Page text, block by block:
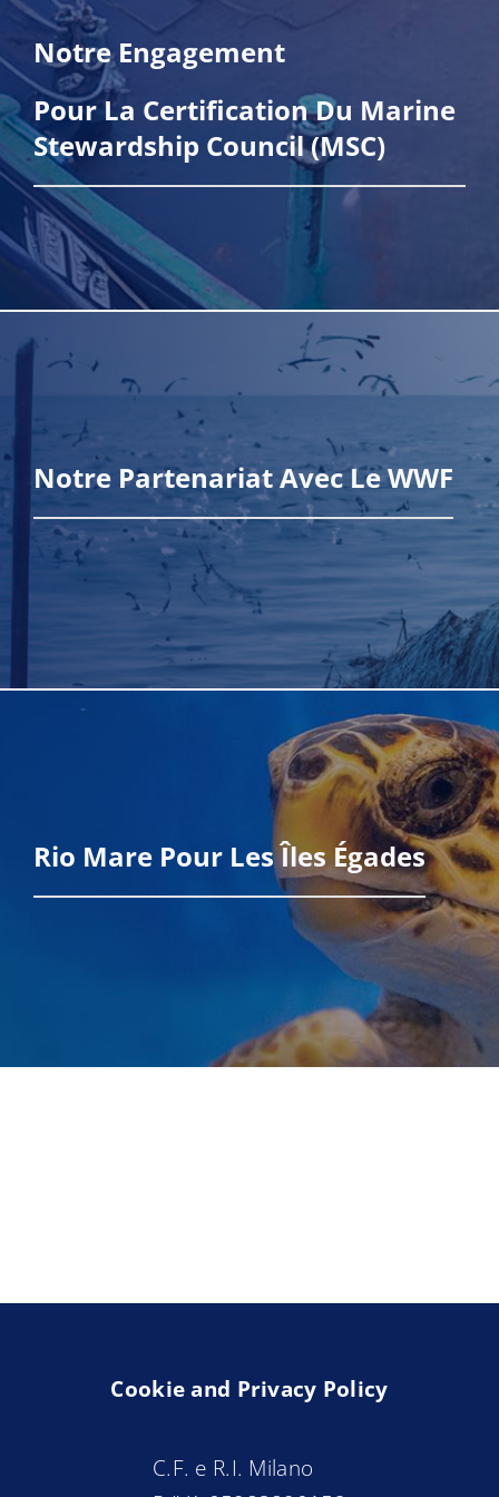
Notre Engagement
Pour La Certification Du Marine
Stewardship Council (MSC)
En savoir plus
Notre Partenariat Avec Le WWF
Rio Mare Pour Les Îles Égades
Cookie and Privacy Policy
C.F. e R.I. Milano